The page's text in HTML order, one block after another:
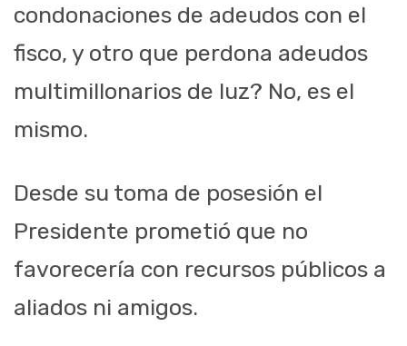
condonaciones de adeudos con el
fisco, y otro que perdona adeudos
multimillonarios de luz? No, es el
mismo.
Desde su toma de posesión el
Presidente prometió que no
favorecería con recursos públicos a
aliados ni amigos.